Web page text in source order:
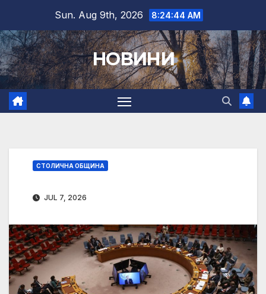
content
Sun. Aug 9th, 2026 8:24:44 AM
НОВИНИ
СТОЛИЧНА ОБЩИНА
JUL 7, 2026